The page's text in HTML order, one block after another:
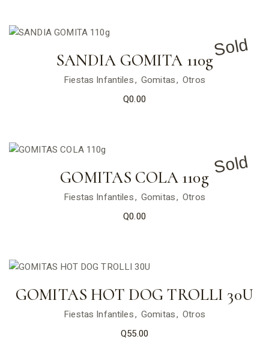
Sold
SANDIA GOMITA 110g
Fiestas Infantiles Gomitas Otros
Q0.00
Sold
GOMITAS COLA 110g
Fiestas Infantiles Gomitas Otros
Q0.00
GOMITAS HOT DOG TROLLI 30U
Fiestas Infantiles Gomitas Otros
Q55.00